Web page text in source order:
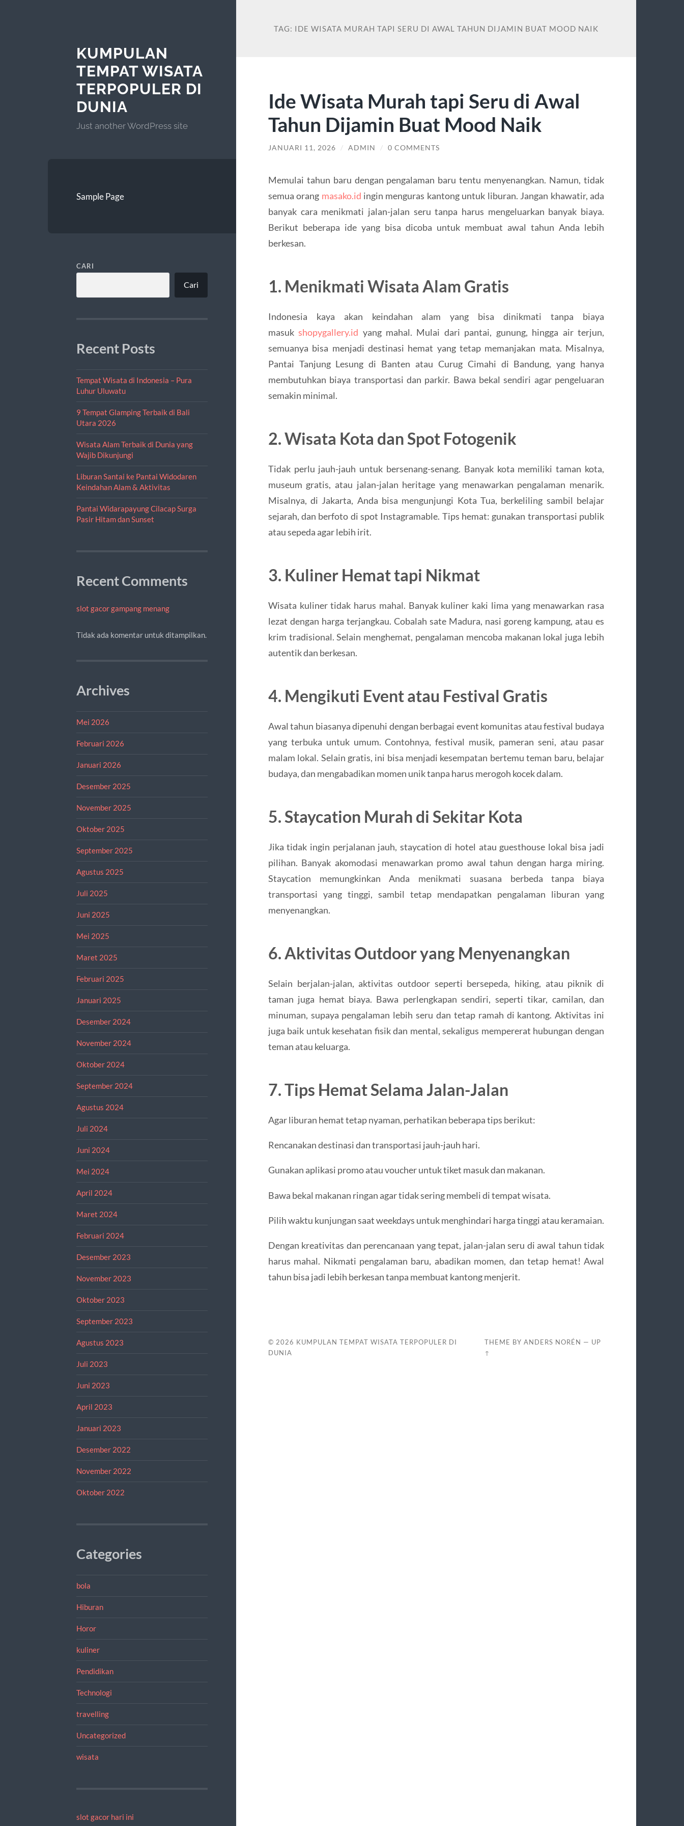
KUMPULAN
TEMPAT WISATA
TERPOPULER DI
DUNIA
Just another WordPress site
Sample Page
CARI
Cari
Recent Posts
Tempat Wisata di Indonesia – Pura
Luhur Uluwatu
9 Tempat Glamping Terbaik di Bali
Utara 2026
Wisata Alam Terbaik di Dunia yang
Wajib Dikunjungi
Liburan Santai ke Pantai Widodaren
Keindahan Alam & Aktivitas
Pantai Widarapayung Cilacap Surga
Pasir Hitam dan Sunset
Recent Comments
slot gacor gampang menang
Tidak ada komentar untuk ditampilkan.
Archives
Mei 2026
Februari 2026
Januari 2026
Desember 2025
November 2025
Oktober 2025
September 2025
Agustus 2025
Juli 2025
Juni 2025
Mei 2025
Maret 2025
Februari 2025
Januari 2025
Desember 2024
November 2024
Oktober 2024
September 2024
Agustus 2024
Juli 2024
Juni 2024
Mei 2024
April 2024
Maret 2024
Februari 2024
Desember 2023
November 2023
Oktober 2023
September 2023
Agustus 2023
Juli 2023
Juni 2023
April 2023
Januari 2023
Desember 2022
November 2022
Oktober 2022
Categories
bola
Hiburan
Horor
kuliner
Pendidikan
Technologi
travelling
Uncategorized
wisata
slot gacor hari ini
TAG: IDE WISATA MURAH TAPI SERU DI AWAL TAHUN DIJAMIN BUAT MOOD NAIK
Ide Wisata Murah tapi Seru di Awal
Tahun Dijamin Buat Mood Naik
JANUARI 11, 2026 / ADMIN / 0 COMMENTS
Memulai tahun baru dengan pengalaman baru tentu menyenangkan. Namun, tidak
semua orang masako.id ingin menguras kantong untuk liburan. Jangan khawatir, ada
banyak cara menikmati jalan-jalan seru tanpa harus mengeluarkan banyak biaya.
Berikut beberapa ide yang bisa dicoba untuk membuat awal tahun Anda lebih
berkesan.
1. Menikmati Wisata Alam Gratis
Indonesia kaya akan keindahan alam yang bisa dinikmati tanpa biaya
masukshopygallery.id yang mahal. Mulai dari pantai, gunung, hingga air terjun,
semuanya bisa menjadi destinasi hemat yang tetap memanjakan mata. Misalnya,
Pantai Tanjung Lesung di Banten atau Curug Cimahi di Bandung, yang hanya
membutuhkan biaya transportasi dan parkir. Bawa bekal sendiri agar pengeluaran
semakin minimal.
2. Wisata Kota dan Spot Fotogenik
Tidak perlu jauh-jauh untuk bersenang-senang. Banyak kota memiliki taman kota,
museum gratis, atau jalan-jalan heritage yang menawarkan pengalaman menarik.
Misalnya, di Jakarta, Anda bisa mengunjungi Kota Tua, berkeliling sambil belajar
sejarah, dan berfoto di spot Instagramable. Tips hemat: gunakan transportasi publik
atau sepeda agar lebih irit.
3. Kuliner Hemat tapi Nikmat
Wisata kuliner tidak harus mahal. Banyak kuliner kaki lima yang menawarkan rasa
lezat dengan harga terjangkau. Cobalah sate Madura, nasi goreng kampung, atau es
krim tradisional. Selain menghemat, pengalaman mencoba makanan lokal juga lebih
autentik dan berkesan.
4. Mengikuti Event atau Festival Gratis
Awal tahun biasanya dipenuhi dengan berbagai event komunitas atau festival budaya
yang terbuka untuk umum. Contohnya, festival musik, pameran seni, atau pasar
malam lokal. Selain gratis, ini bisa menjadi kesempatan bertemu teman baru, belajar
budaya, dan mengabadikan momen unik tanpa harus merogoh kocek dalam.
5. Staycation Murah di Sekitar Kota
Jika tidak ingin perjalanan jauh, staycation di hotel atau guesthouse lokal bisa jadi
pilihan. Banyak akomodasi menawarkan promo awal tahun dengan harga miring.
Staycation memungkinkan Anda menikmati suasana berbeda tanpa biaya
transportasi yang tinggi, sambil tetap mendapatkan pengalaman liburan yang
menyenangkan.
6. Aktivitas Outdoor yang Menyenangkan
Selain berjalan-jalan, aktivitas outdoor seperti bersepeda, hiking, atau piknik di
taman juga hemat biaya. Bawa perlengkapan sendiri, seperti tikar, camilan, dan
minuman, supaya pengalaman lebih seru dan tetap ramah di kantong. Aktivitas ini
juga baik untuk kesehatan fisik dan mental, sekaligus mempererat hubungan dengan
teman atau keluarga.
7. Tips Hemat Selama Jalan-Jalan
Agar liburan hemat tetap nyaman, perhatikan beberapa tips berikut:
Rencanakan destinasi dan transportasi jauh-jauh hari.
Gunakan aplikasi promo atau voucher untuk tiket masuk dan makanan.
Bawa bekal makanan ringan agar tidak sering membeli di tempat wisata.
Pilih waktu kunjungan saat weekdays untuk menghindari harga tinggi atau keramaian.
Dengan kreativitas dan perencanaan yang tepat, jalan-jalan seru di awal tahun tidak
harus mahal. Nikmati pengalaman baru, abadikan momen, dan tetap hemat! Awal
tahun bisa jadi lebih berkesan tanpa membuat kantong menjerit.
© 2026 KUMPULAN TEMPAT WISATA TERPOPULER DI
DUNIA
THEME BYANDERS NORÉN — UP
↑